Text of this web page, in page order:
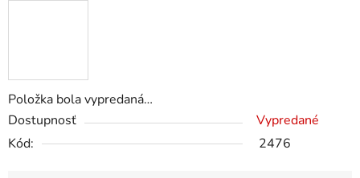
Položka bola vypredaná…
Dostupnosť
Vypredané
Kód:
2476